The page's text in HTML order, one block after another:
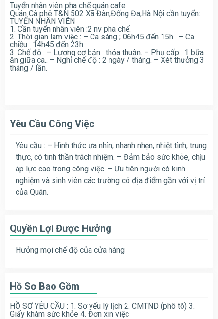
Tuyển nhân viên pha chế quán cafe
Quán Cà phê T&N 502 Xã Đàn,Đống Đa,Hà Nội cần tuyển:
TUYỂN NHÂN VIÊN
1. Cần tuyển nhân viên :2 nv pha chế.
2. Thời gian làm việc : – Ca sáng ; 06h45 đến 15h . – Ca
chiều : 14h45 đến 23h
3. Chế độ : – Lương cơ bản : thỏa thuận. – Phụ cấp : 1 bữa
ăn giữa ca.. – Nghỉ chế độ : 2 ngày / tháng. – Xét thưởng 3
tháng / lần.
Yêu Cầu Công Việc
Yêu cầu : – Hình thức ưa nhìn, nhanh nhẹn, nhiệt tình, trung
thực, có tinh thần trách nhiệm. – Đảm bảo sức khỏe, chịu
áp lực cao trong công việc. – Ưu tiên người có kinh
nghiệm và sinh viên các trường có địa điểm gần với vị trí
của Quán.
Quyền Lợi Được Hưởng
Hưởng mọi chế độ của cửa hàng
Hồ Sơ Bao Gồm
HỒ SƠ YÊU CẦU : 1. Sơ yếu lý lịch 2. CMTND (phô tô) 3.
Giấy khám sức khỏe 4. Đơn xin việc